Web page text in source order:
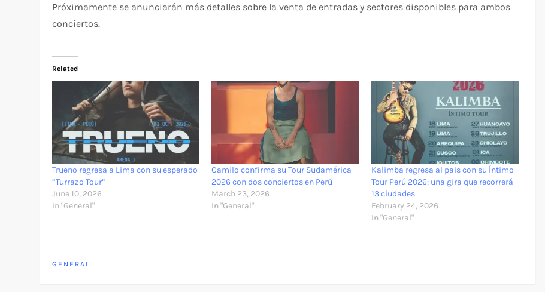
Próximamente se anunciarán más detalles sobre la venta de entradas y sectores disponibles para ambos
conciertos.
Related
Trueno regresa a Lima con su esperado
“Turrazo Tour”
June 10, 2026
In "General"
Camilo confirma su Tour Sudamérica
2026 con dos conciertos en Perú
March 23, 2026
In "General"
Kalimba regresa al país con su Íntimo
Tour Perú 2026: una gira que recorrerá
13 ciudades
February 24, 2026
In "General"
GENERAL